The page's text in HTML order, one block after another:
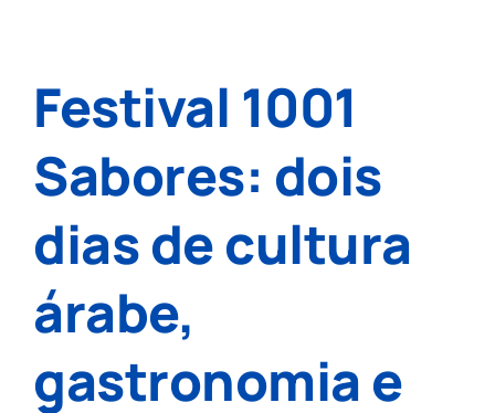
Festival 1001
Sabores: dois
dias de cultura
árabe,
gastronomia e